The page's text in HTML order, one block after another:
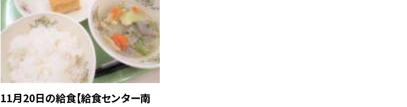
11月20日の給食【給食センター南